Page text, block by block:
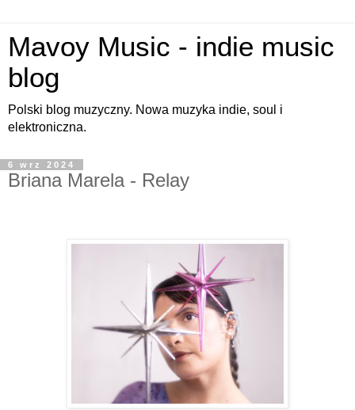
Mavoy Music - indie music
blog
Polski blog muzyczny. Nowa muzyka indie, soul i
elektroniczna.
6 wrz 2024
Briana Marela - Relay